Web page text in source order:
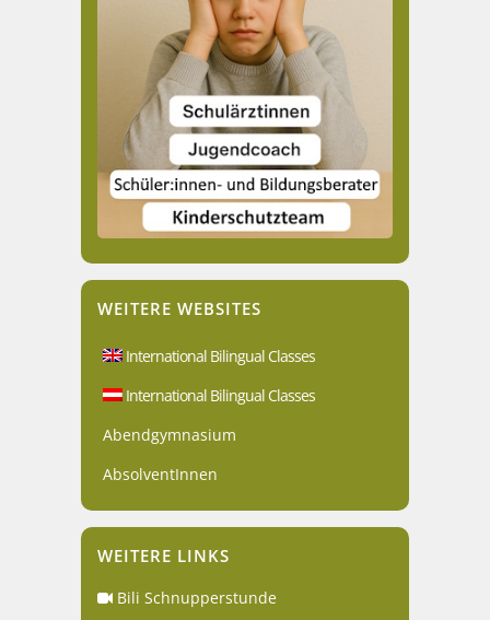
WEITERE WEBSITES
International Bilingual Classes
International Bilingual Classes
Abendgymnasium
AbsolventInnen
WEITERE LINKS
Bili Schnupperstunde